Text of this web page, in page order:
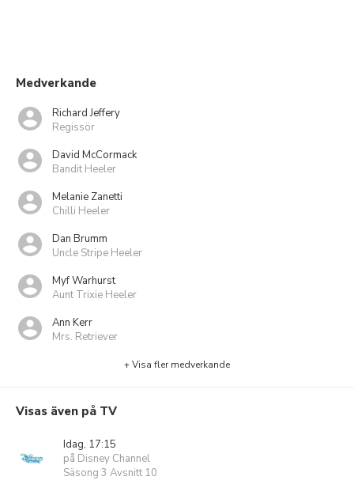
Medverkande
Richard Jeffery
Regissör
David McCormack
Bandit Heeler
Melanie Zanetti
Chilli Heeler
Dan Brumm
Uncle Stripe Heeler
Myf Warhurst
Aunt Trixie Heeler
Ann Kerr
Mrs. Retriever
+ Visa fler medverkande
Visas även på TV
Idag, 17:15
på Disney Channel
Säsong 3 Avsnitt 10